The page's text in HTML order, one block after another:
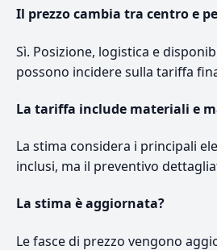
Il prezzo cambia tra centro e
Sì. Posizione, logistica e
possono incidere sulla tariffa
La tariffa include materiali e
La stima considera i principali
inclusi, ma il preventivo
La stima è aggiornata?
Le fasce di prezzo vengono